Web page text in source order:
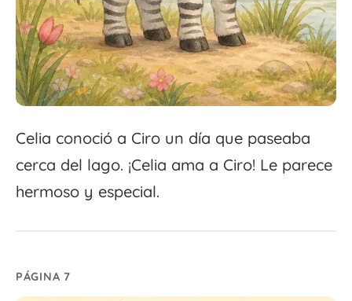
Celia conoció a Ciro un día que paseaba
cerca del lago. ¡Celia ama a Ciro! Le parece
hermoso y especial.
PÁGINA 7